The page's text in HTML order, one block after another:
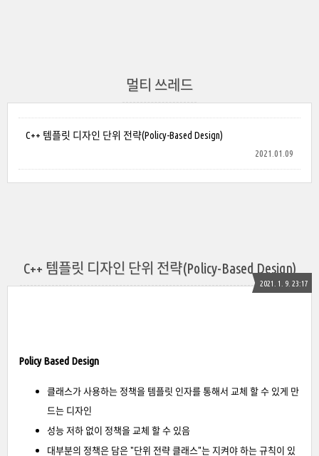
멀티 쓰레드
C++ 템플릿 디자인 단위 전략(Policy-Based Design)
2021.01.09
C++ 템플릿 디자인 단위 전략(Policy-Based Design)
2021. 1. 9. 23:17
Policy Based Design
클래스가 사용하는 정책을 템플릿 인자를 통해서 교체 할 수 있게 만
드는 디자인
성능 저하 없이 정책을 교체 할 수 있음
대부분의 정책은 담은 "단위 전략 클래스"는 지켜야 하는 규칙이 있